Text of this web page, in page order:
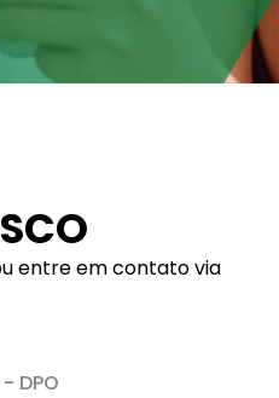
entre em contato via
DPO